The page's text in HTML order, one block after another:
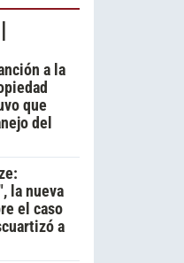
a la
que
del
la nueva
el caso
a